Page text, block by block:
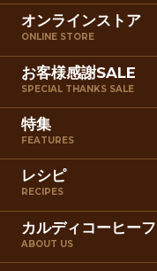
オンラインストア
ONLINE STORE
お客様感謝SALE
SPECIAL THANKS SALE
特集
FEATURES
レシピ
RECIPES
カルディコーヒー
ABOUT US